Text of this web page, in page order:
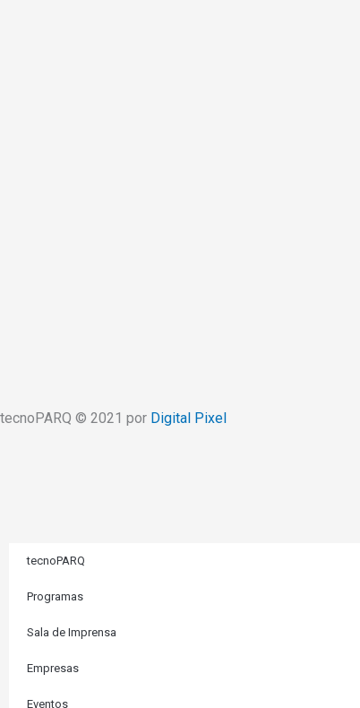
tecnoPARQ © 2021 por Digital Pixel
tecnoPARQ
Programas
Sala de Imprensa
Empresas
Eventos